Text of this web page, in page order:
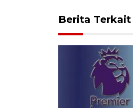
Berita Terkait